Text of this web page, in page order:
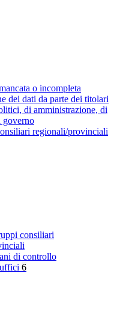
o incompleta
dei dati da parte dei titolari
di amministrazione, di
governo
regionali/provinciali
consiliari
di controllo
6